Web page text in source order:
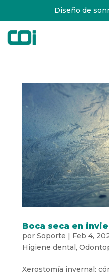
Diseño de
Boca seca en
por Soporte Feb 4,
Higiene dental ,
Xerostomía invernal: